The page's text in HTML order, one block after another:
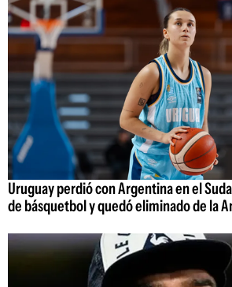
Uruguay perdió con Argentina en el
de básquetbol y quedó eliminado de la